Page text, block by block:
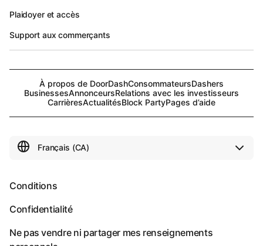
Plaidoyer et accès
Support aux commerçants
À propos de DoorDashConsommateursDashers
BusinessesAnnonceursRelations avec les investisseurs
CarrièresActualitésBlock PartyPages d’aide
Conditions
Confidentialité
Ne pas vendre ni partager mes renseignements